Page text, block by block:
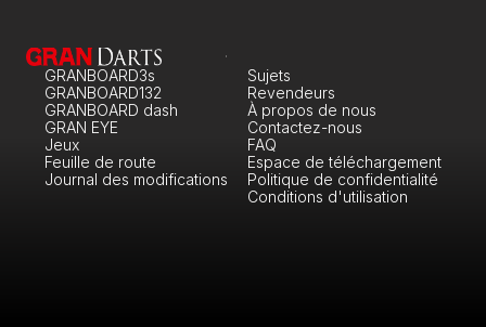
GRANBOARD3s
GRANBOARD132
GRANBOARD dash
GRAN EYE
Jeux
Feuille de route
Journal des modifications
À propos de nous
Sujets
Revendeurs
Contactez-nous
FAQ
Espace de téléchargement
Politique de confidentialité
Conditions d'utilisation